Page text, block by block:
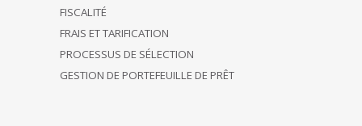
FISCALITÉ
FRAIS ET TARIFICATION
PROCESSUS DE SÉLECTION
GESTION DE PORTEFEUILLE DE PRÊT